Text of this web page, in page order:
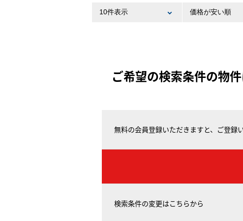
ご希望の検索条件の物
無料の会員登録いただきますと、ご登録
検索条件の変更はこちらから